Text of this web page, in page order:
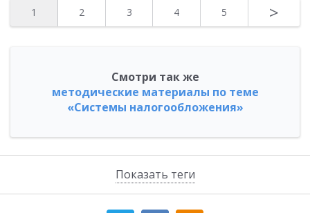
Показать теги
1 2 3 4 5 >
Смотри так же
методические материалы по теме
«Системы налогообложения»